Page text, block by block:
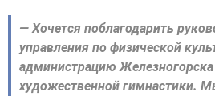
— Хочется поблагодарить
управления по физической
администрацию
художественной гимнастики.